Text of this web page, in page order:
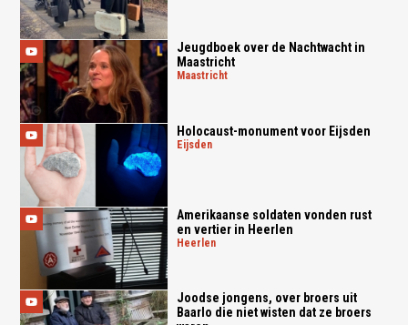
Jeugdboek over de Nachtwacht in
Maastricht
maastricht
Holocaust-monument voor Eijsden
eijsden
Amerikaanse soldaten vonden rust
en vertier in Heerlen
heerlen
Joodse jongens, over broers uit
Baarlo die niet wisten dat ze broers